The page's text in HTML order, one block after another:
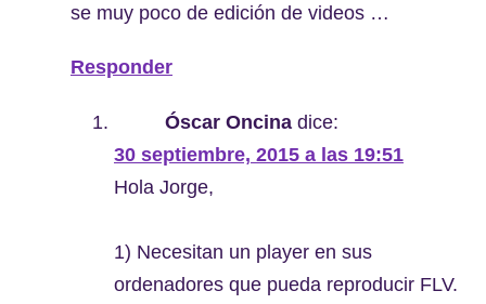
se muy poco de edición de videos …
Responder
Óscar Oncina dice:
30 septiembre, 2015 a las 19:51
Hola Jorge,
1) Necesitan un player en sus
ordenadores que pueda reproducir FLV.